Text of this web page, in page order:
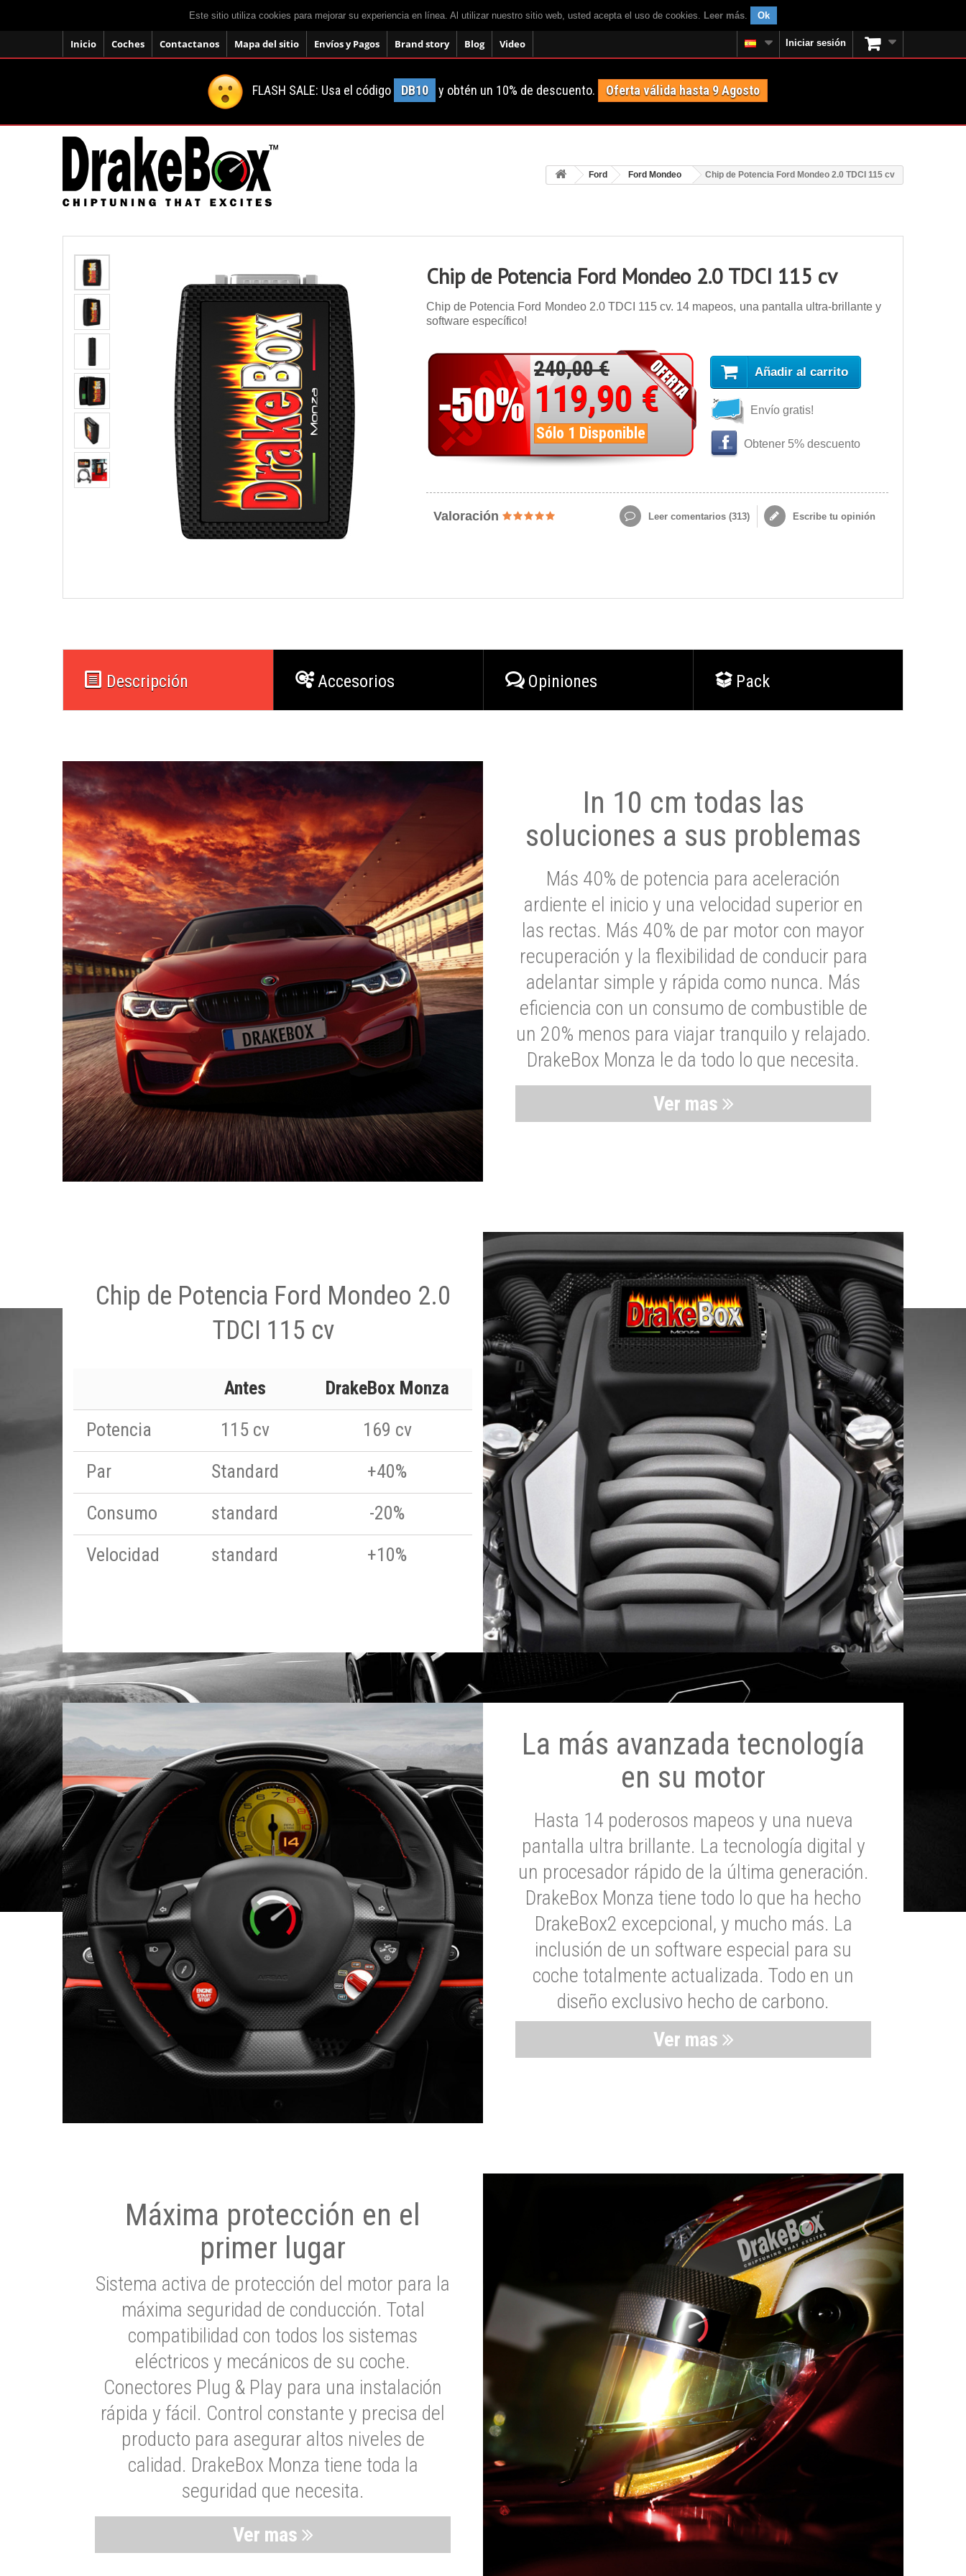
Este sitio utiliza cookies para mejorar su experiencia en línea. Al utilizar nuestro sitio web, usted acepta el uso de cookies. Leer más. Ok
Inicio Coches Contactanos Mapa del sitio Envíos y Pagos Brand story Blog Video Iniciar sesión
FLASH SALE: Usa el código DB10 y obtén un 10% de descuento. Oferta válida hasta 9 Agosto
Ford Ford Mondeo Chip de Potencia Ford Mondeo 2.0 TDCI 115 cv
Chip de Potencia Ford Mondeo 2.0 TDCI 115 cv
Chip de Potencia Ford Mondeo 2.0 TDCI 115 cv. 14 mapeos, una pantalla ultra-brillante y
software específico!
240,00 €
119,90 €
Sólo 1 Disponible
Añadir al carrito
Envío gratis!
Obtener 5% descuento
Valoración Leer comentarios (313) Escribe tu opinión
Descripción Accesorios Opiniones Pack
In 10 cm todas las
soluciones a sus problemas
Más 40% de potencia para aceleración
ardiente el inicio y una velocidad superior en
las rectas. Más 40% de par motor con mayor
recuperación y la flexibilidad de conducir para
adelantar simple y rápida como nunca. Más
eficiencia con un consumo de combustible de
un 20% menos para viajar tranquilo y relajado.
DrakeBox Monza le da todo lo que necesita.
Ver mas
Chip de Potencia Ford Mondeo 2.0
TDCI 115 cv
Antes
DrakeBox Monza
Potencia
115 cv
169 cv
Par
Standard
+40%
Consumo
standard
-20%
Velocidad
standard +10%
La más avanzada tecnología
en su motor
Hasta 14 poderosos mapeos y una nueva
pantalla ultra brillante. La tecnología digital y
un procesador rápido de la última generación.
DrakeBox Monza tiene todo lo que ha hecho
DrakeBox2 excepcional, y mucho más. La
inclusión de un software especial para su
coche totalmente actualizada. Todo en un
diseño exclusivo hecho de carbono.
Ver mas
Máxima protección en el
primer lugar
Sistema activa de protección del motor para la
máxima seguridad de conducción. Total
compatibilidad con todos los sistemas
eléctricos y mecánicos de su coche.
Conectores Plug & Play para una instalación
rápida y fácil. Control constante y precisa del
producto para asegurar altos niveles de
calidad. DrakeBox Monza tiene toda la
seguridad que necesita.
Ver mas